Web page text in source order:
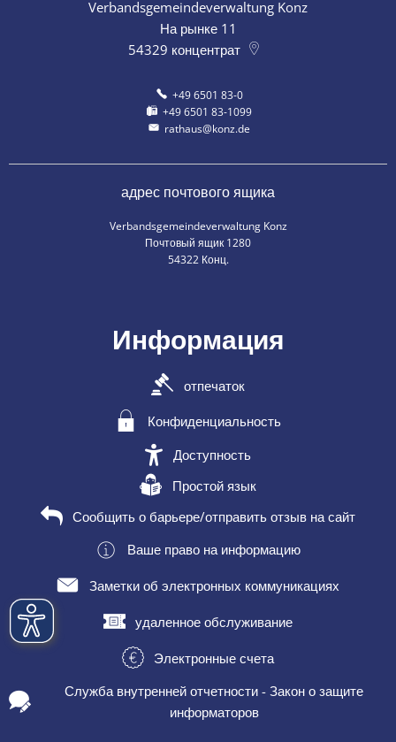
Verbandsgemeindeverwaltung Konz
На рынке 11
54329 концентрат
+49 6501 83-0
+49 6501 83-1099
rathaus@konz.de
адрес почтового ящика
Verbandsgemeindeverwaltung Konz
Почтовый ящик 1280
54322 Конц.
Информация
отпечаток
Конфиденциальность
Доступность
Простой язык
Сообщить о барьере/отправить отзыв на сайт
Ваше право на информацию
Заметки об электронных коммуникациях
удаленное обслуживание
Электронные счета
Служба внутренней отчетности - Закон о защите
информаторов